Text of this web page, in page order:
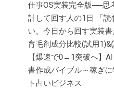
仕事OS実装完全版──思
計して回す人の1日 「読
い。今日から回す実装書
育毛剤成分比較(試用
【爆速で0→1突破へ】
書作成バイブル～稼ぎ
ト占いビジネス